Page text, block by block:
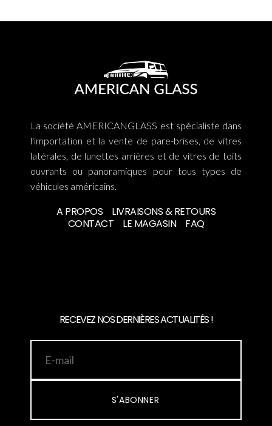
La société AMERICANGLASS est spécialiste dans
l'importation et la vente de pare-brises, de vitres
latérales, de lunettes arrières et de vitres de toits
ouvrants ou panoramiques pour tous types de
véhicules américains.
A PROPOS
LIVRAISONS & RETOURS
CONTACT
LE MAGASIN FAQ
RECEVEZ NOS DERNIÈRES ACTUALITÉS !
S'ABONNER